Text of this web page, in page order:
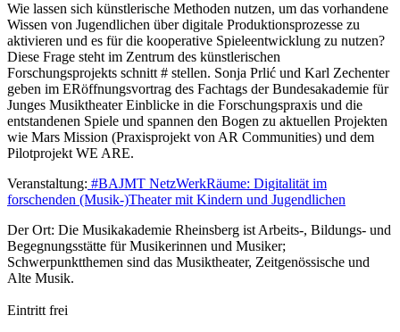
Wie lassen sich künstlerische Methoden nutzen, um das vorhandene
Wissen von Jugendlichen über digitale Produktionsprozesse zu
aktivieren und es für die kooperative Spieleentwicklung zu nutzen?
Diese Frage steht im Zentrum des künstlerischen
Forschungsprojekts schnitt # stellen. Sonja Prlić und Karl Zechenter
geben im ERöffnungsvortrag des Fachtags der Bundesakademie für
Junges Musiktheater Einblicke in die Forschungspraxis und die
entstandenen Spiele und spannen den Bogen zu aktuellen Projekten
wie Mars Mission (Praxisprojekt von AR Communities) und dem
Pilotprojekt WE ARE.
Veranstaltung: #BAJMT NetzWerkRäume: Digitalität im
forschenden (Musik‑)Theater mit Kindern und Jugendlichen
Der Ort: Die Musikakademie Rheinsberg ist Arbeits-, Bildungs- und
Begegnungsstätte für Musikerinnen und Musiker;
Schwerpunktthemen sind das Musiktheater, Zeitgenössische und
Alte Musik.
Eintritt frei